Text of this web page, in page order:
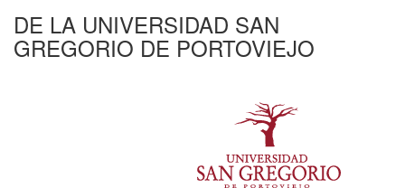
DE LA UNIVERSIDAD SAN
GREGORIO DE PORTOVIEJO